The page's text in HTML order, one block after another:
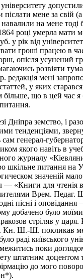
університету
мене за свій
на мене тоді
році умерла
рік від
гроші працею в
опісля усунений
розвіяти
редакція мені
у яких
більше, що в цей
Дніпра земство, і
тенденціями,
сам генерал-
якого навіть
журналу
шкільне питання
значеній
— «Книги для чтенія
Врем.
пісні і
добачено було
стріляв у
Кн. Ш.-Ш. покликав
було раді
поки
штатним
до мого